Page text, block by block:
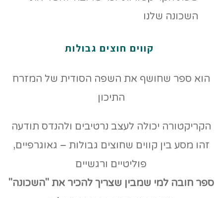
קווים חוצים גבולות
הוא ספר שחושף את השפה הסודית של המזרח
התיכון
הקריקטורה יכולה לעצב נרטיבים ולהנדס תודעה
זהו מסע בין קווים שחוצים גבולות – גאוגרפיים,
פוליטיים ורגשיים
ספר חובה למי שמבין שצריך להכיר את "השכונה"